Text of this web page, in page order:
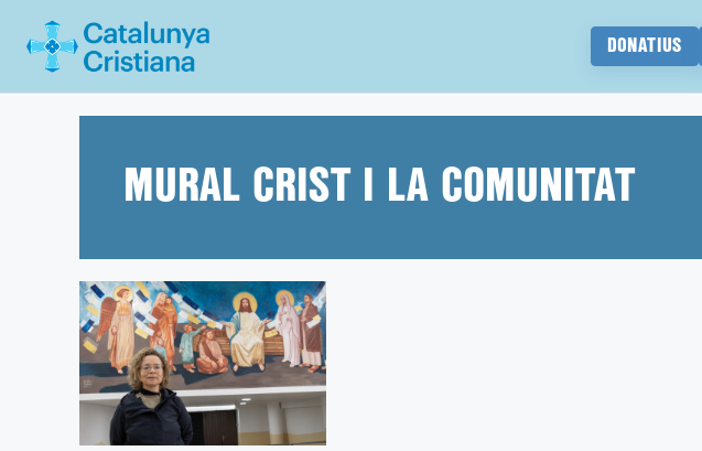
DONATIUS
MURAL CRIST I LA COMUNITAT